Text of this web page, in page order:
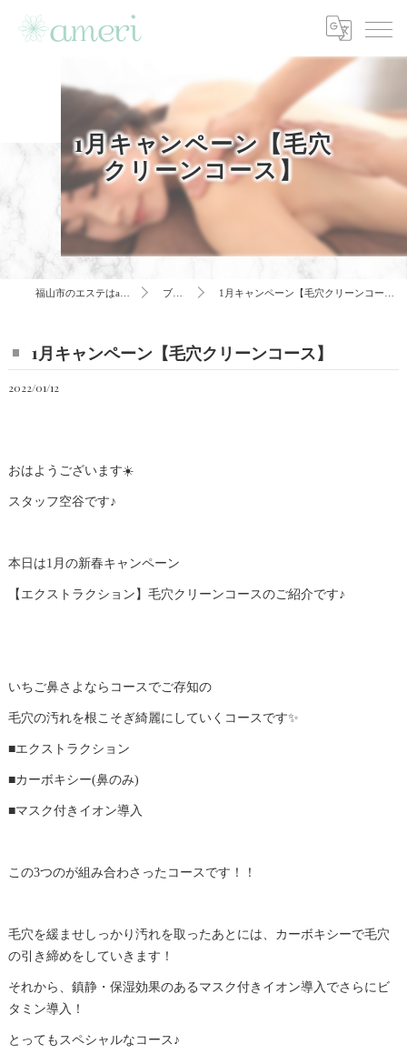
1月キャンペーン【毛穴
クリーンコース】
ブログ 1月キャンペーン【毛穴クリーンコース】
1月キャンペーン【毛穴クリーンコース】
2022/01/12
おはようございます☀️
スタッフ空谷です♪
本日は1月の新春キャンペーン
【エクストラクション】毛穴クリーンコースのご紹介です♪
いちご鼻さよならコースでご存知の
毛穴の汚れを根こそぎ綺麗にしていくコースです✨
■エクストラクション
■カーボキシー(鼻のみ)
■マスク付きイオン導入
この3つのが組み合わさったコースです！！
毛穴を緩ませしっかり汚れを取ったあとには、カーボキシーで毛穴
の引き締めをしていきます！
それから、鎮静・保湿効果のあるマスク付きイオン導入でさらにビ
タミン導入！
とってもスペシャルなコース♪